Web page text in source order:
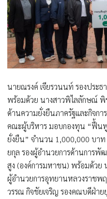
นายณรงค์ เจียรวนนท์ รองประธ
พร้อมด้วย นางสาวพิไลลักษณ์ พิ
ด้านความยั่งยืนภาครัฐและกิจก
คณะผู้บริหาร มอบกองทุน “ฟื้น
ยั่งยืน” จำนวน 1,000,000 บา
ยกุล รองผู้อำนวยการด้านการ
สูง (องค์การมหาชน) พร้อมด้ว
ผู้อำนวยการอุทยานหลวงราชพ
วรรณ กิจชัยเจริญ รองคณบดีฝ่า